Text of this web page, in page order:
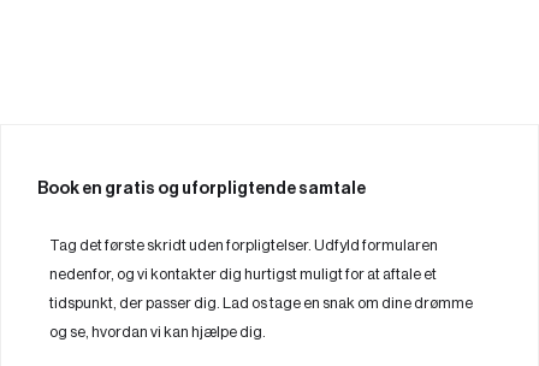
Book en gratis og uforpligtende samtale
Tag det første skridt uden forpligtelser. Udfyld formularen
nedenfor, og vi kontakter dig hurtigst muligt for at aftale et
tidspunkt, der passer dig. Lad os tage en snak om dine drømme
og se, hvordan vi kan hjælpe dig.